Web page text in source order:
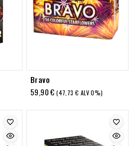
Bravo
59,90€ (47,73€ ALV 0%)